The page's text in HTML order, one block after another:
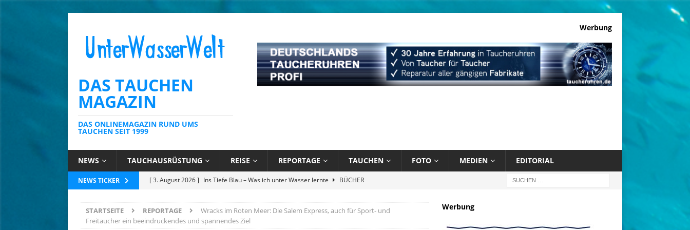
DAS TAUCHEN
MAGAZIN
DAS ONLINEMAGAZIN RUND UMS
TAUCHEN SEIT 1999
Werbung
NEWS TAUCHAUSRÜSTUNG REISE REPORTAGE TAUCHEN FOTO MEDIEN EDITORIAL
NEWS TICKER [ 23. Juli 2026 ] Tobago: Wo Atlantik und Karibik verschmelzen
NEWS
für Meeresbildung
NATUR
STARTSEITE REPORTAGE
Wracks im Roten Meer: Die Salem Express, auch für Sport- und
Freitaucher ein beeindruckendes und spannendes Ziel
Werbung